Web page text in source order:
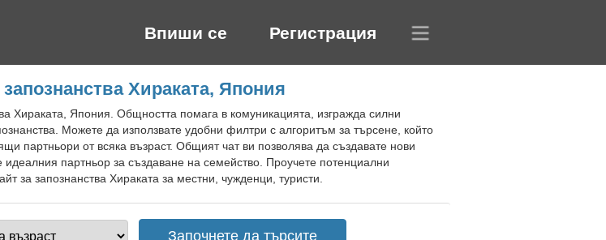
Впиши се Регистрация
Хираката, Япония
Хираката, Япония. Общността помага в комуникацията, изгражда силни
Можете да използвате удобни филтри с алгоритъм за търсене, който
партньори от всяка възраст. Общият чат ви позволява да създавате нови
партньор за създаване на семейство. Проучете потенциални
за запознанства Хираката за местни, чужденци, туристи.